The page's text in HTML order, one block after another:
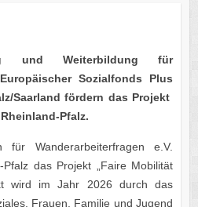
und Weiterbildung für
Sozialfonds Plus
Saarland fördern das Projekt
Pfalz.
für Wanderarbeiterfragen e.V.
das Projekt „Faire Mobilität
wird im Jahr 2026 durch das
Frauen, Familie und Jugend